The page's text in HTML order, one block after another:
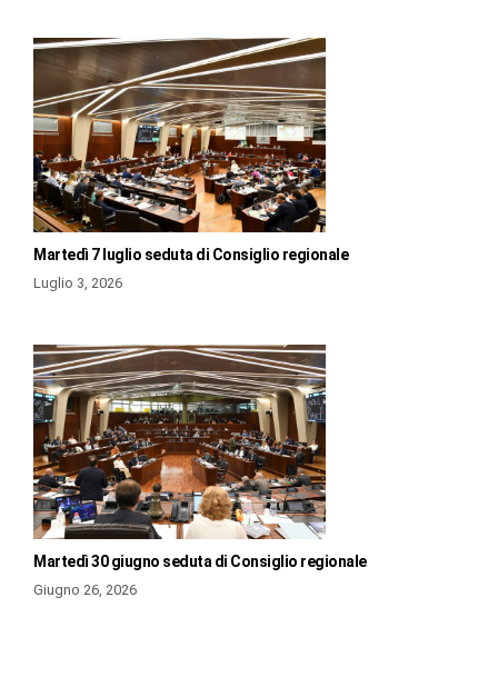
Martedì 7 luglio seduta di Consiglio regionale
Luglio 3, 2026
Martedì 30 giugno seduta di Consiglio regionale
Giugno 26, 2026